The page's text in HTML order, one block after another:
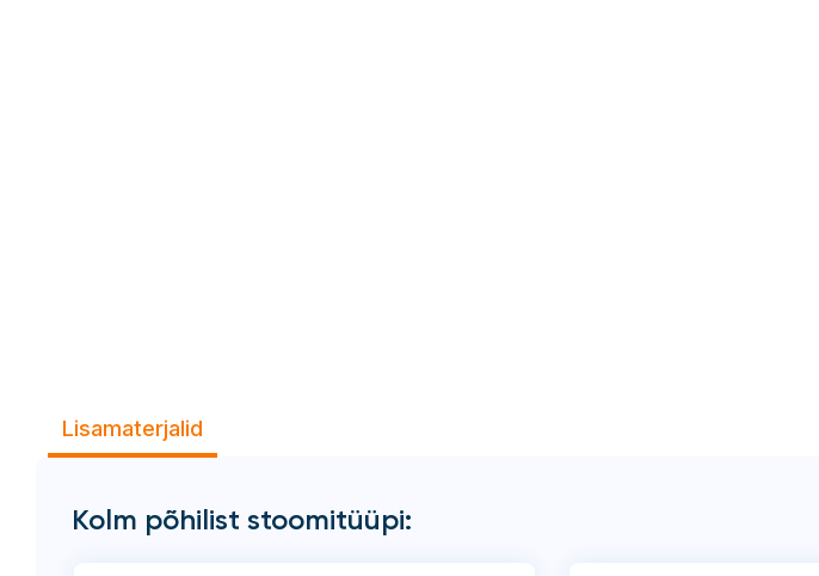
Lisamaterjalid
Kolm põhilist stoomitüüpi: